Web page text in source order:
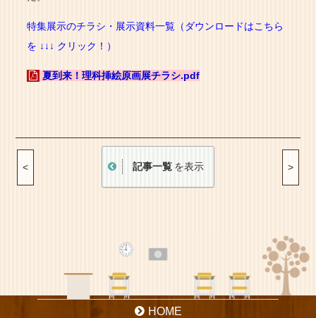
特集展示のチラシ・展示資料一覧（ダウンロードはこちら
を ↓↓↓ クリック！）
夏到来！理科挿絵原画展チラシ.pdf
< >
記事一覧 を表示
HOME